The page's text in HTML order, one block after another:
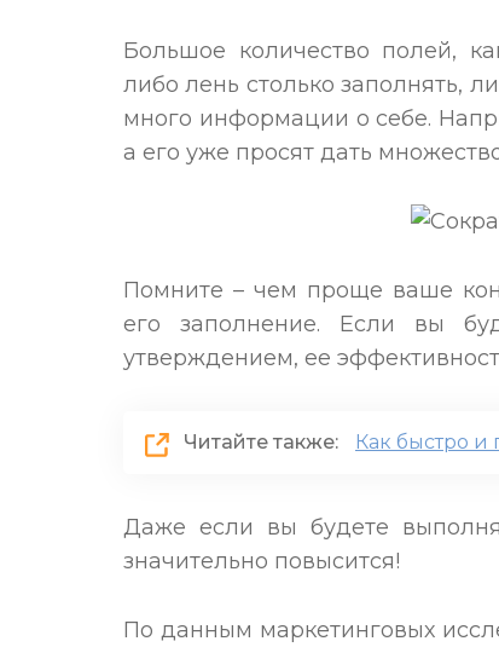
Большое количество полей,
либо лень столько заполнять,
много информации о себе.
а его уже просят дать
Помните – чем проще ваше
его заполнение. Если вы
утверждением, ее
Читайте также: Как быстро и
Даже если вы будете
значительно повысится!
По данным маркетинговых